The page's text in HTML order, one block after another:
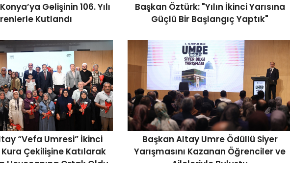
Gelişinin 106. Yılı
Kutlandı
Başkan Öztürk: "Yılın İkinci Yarısına
Güçlü Bir Başlangıç Yaptık"
“Vefa Umresi” İkinci
Çekilişine Katılarak
Heyecanına Ortak Oldu
Başkan Altay Umre Ödüllü Siyer
Yarışmasını Kazanan Öğrenciler ve
Aileleriyle Buluştu